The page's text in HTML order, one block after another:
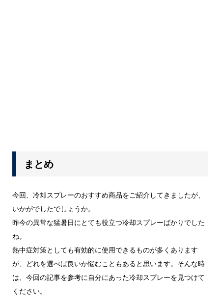
まとめ
今回、冷却スプレーのおすすめ商品をご紹介してきましたが、
いかがでしたでしょうか。
昨今の異常な猛暑日にとても役立つ冷却スプレーばかりでした
ね。
熱中症対策としても有効的に使用できるものが多くあります
が、どれを選べば良いか悩むこともあると思います。そんな時
は、今回の記事を参考に自分にあった冷却スプレーを見つけて
ください。